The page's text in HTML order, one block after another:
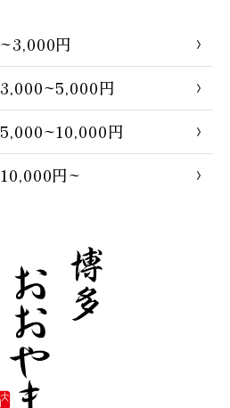
~3,000円
3,000~5,000円
5,000~10,000円
10,000円~